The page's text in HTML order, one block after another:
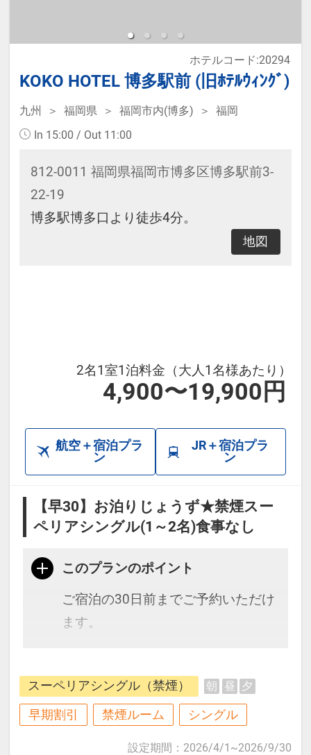
時で価格が異なる場合があります。
あらかじめご了承ください。
・レイトチェックアウト 12：
KOKO HOTEL 博多駅前 (旧ﾎﾃﾙｳｨﾝｸﾞ)
ホテルコード:20294
九州 福岡県 福岡市内(博多)
福岡
In 15:00 / Out 11:00
812-0011 福岡県福岡市博多区博多駅前3-
22-19
博多駅博多口より徒歩4分。
地図
2名1室1泊料金（大人1名様あたり）
4,900〜19,900円
航空＋宿泊プラ
ン
JR＋宿泊プラ
ン
【早30】お泊りじょうず★禁煙スー
ペリアシングル(1～2名)食事なし
このプランのポイント
ご宿泊の30日前までご予約いただけ
ます。
地。
ホテルのコンセプトは「旅するホテ
スーペリアシングル（禁煙） 朝 昼 夕
早期割引 禁煙ルーム シングル
設定期間 ： 2026/4/1 ~2026/9/30